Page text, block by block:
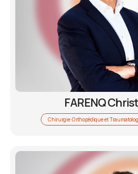
FARENQ
Chirurgie Orthopédique et